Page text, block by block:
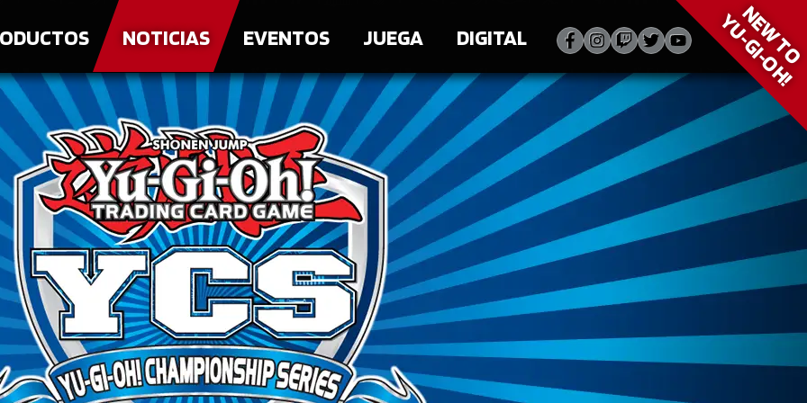
NOTICIAS EVENTOS JUEGA DIGITAL NEW TO
YU‑GI‑OH!